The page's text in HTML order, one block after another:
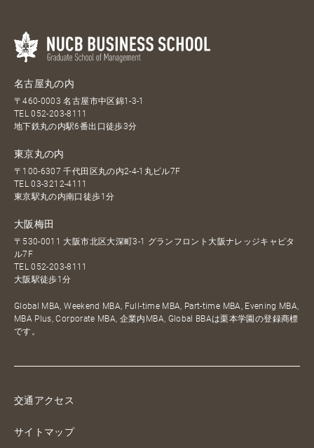
名古屋丸の内
〒460-0003 名古屋市中区錦1-3-1
TEL052-203-8111
地下鉄丸の内駅6番出口徒歩3分
東京丸の内
〒100-6307 千代田区丸の内2-4-1丸ビル7F
TEL03-3212-4111
東京駅丸の内南口徒歩1分
大阪梅田
〒530-0011 大阪市北区大深町3-1 グランフロント大阪ナレッジキャピタ
ル7F
TEL052-203-8111
大阪駅徒歩1分
Global MBA, Weekend MBA, Full-time MBA, Part-time MBA, Evening MBA,
MBA Plus, Corporate MBA, 企業内MBA, Global BBAは栗本学園の登録商標
です。
交通アクセス
サイトマップ